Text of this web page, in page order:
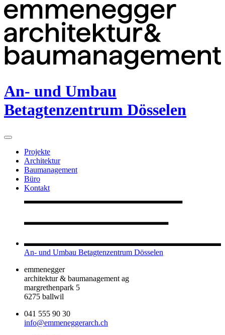
An- und Umbau
Betagtenzentrum Dösselen
Projekte
Architektur
Baumanagement
Büro
Kontakt
An- und Umbau Betagtenzentrum Dösselen
emmenegger
architektur & baumanagement ag
margrethenpark 5
6275 ballwil
041 555 90 30
info@emmeneggerarch.ch